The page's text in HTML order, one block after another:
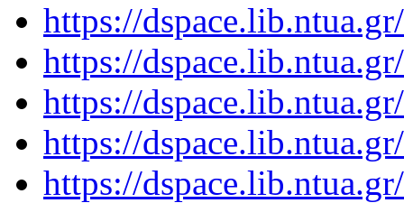
https://
https://
https://
https://
https://